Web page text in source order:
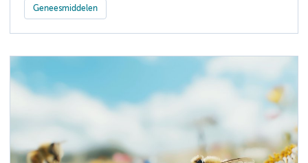
Geneesmiddelen